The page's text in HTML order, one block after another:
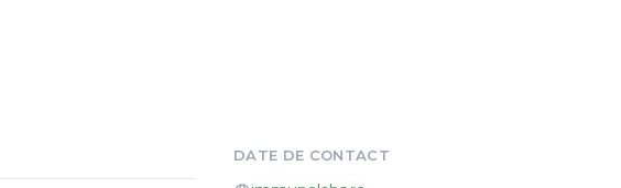
DATE DE CONTACT